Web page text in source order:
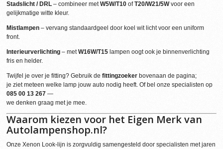
Stadslicht / DRL – combineer metW5W/T10 ofT20/W21/5Wvoor een
gelijkmatige witte kleur.
Mistlampen – vervang standaardgeel door koel wit licht voor een uniform
front.
Interieurverlichting – metW16W/T15 lampen oogt ook je binnenverlichting
fris en helder.
Twijfel je over je fitting? Gebruik defittingzoeker bovenaan de pagina;
je ziet meteen welke lamp jouw auto nodig heeft. Of bel onze specialisten op
085 00 13 267 —
we denken graag met je mee.
Waarom kiezen voor het Eigen Merk van
Autolampenshop.nl?
Onze Xenon Look-lijn is zorgvuldig samengesteld door specialisten met jaren